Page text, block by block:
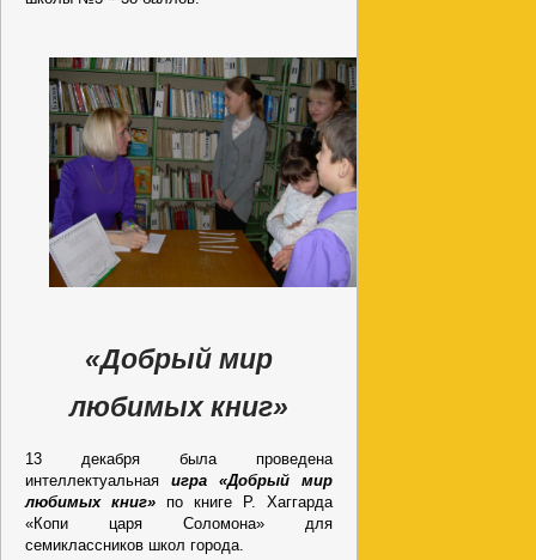
«Добрый мир
любимых книг»
13 декабря была проведена
интеллектуальная игра «Добрый мир
любимых книг» по книге Р. Хаггарда
«Копи царя Соломона» для
семиклассников школ города.